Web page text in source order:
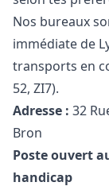
Nos bureaux
immédiate de
transports en
52, ZI7).
Adresse : 32
Bron
Poste ouvert
handicap